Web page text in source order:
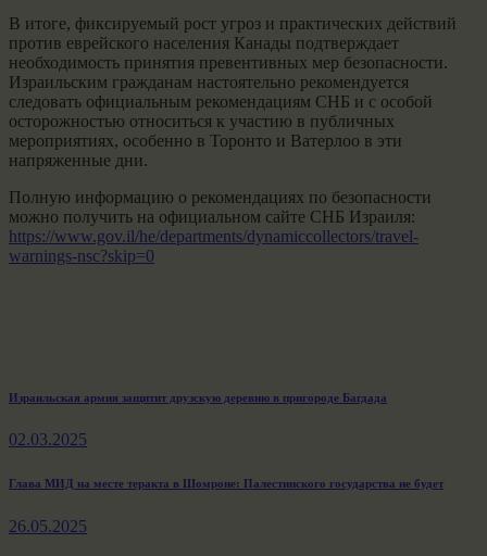
В итоге, фиксируемый рост угроз и практических действий
против еврейского населения Канады подтверждает
необходимость принятия превентивных мер безопасности.
Израильским гражданам настоятельно рекомендуется
следовать официальным рекомендациям СНБ и с особой
осторожностью относиться к участию в публичных
мероприятиях, особенно в Торонто и Ватерлоо в эти
напряженные дни.
Полную информацию о рекомендациях по безопасности
можно получить на официальном сайте СНБ Израиля:
https://www.gov.il/he/departments/dynamiccollectors/travel-
warnings-nsc?skip=0
Навигация
по
Previous
Израильская армия защитит друзскую деревню в пригороде Багдада
02.03.2025
Next
Глава МИД на месте теракта в Шомроне: Палестинского государства не будет
26.05.2025